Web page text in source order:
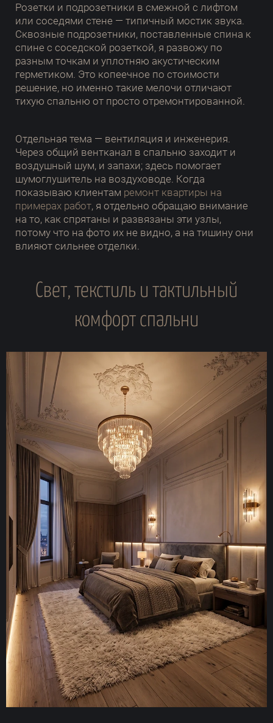
Розетки и подрозетники в смежной с лифтом
или соседями стене — типичный мостик звука.
Сквозные подрозетники, поставленные спина к
спине с соседской розеткой, я развожу по
разным точкам и уплотняю акустическим
герметиком. Это копеечное по стоимости
решение, но именно такие мелочи отличают
тихую спальню от просто отремонтированной.
Отдельная тема — вентиляция и инженерия.
Через общий вентканал в спальню заходит и
воздушный шум, и запахи; здесь помогает
шумоглушитель на воздуховоде. Когда
показываю клиентам ремонт квартиры на
примерах работ, я отдельно обращаю внимание
на то, как спрятаны и развязаны эти узлы,
потому что на фото их не видно, а на тишину они
влияют сильнее отделки.
Свет, текстиль и тактильный
комфорт спальни